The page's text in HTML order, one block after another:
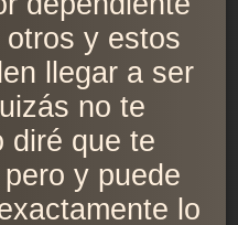
y estos
llegar a ser
no te
diré que te
y puede
lo